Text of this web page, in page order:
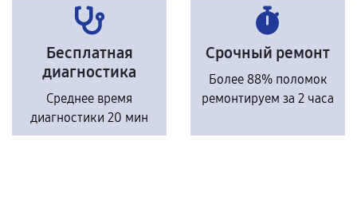
Бесплатная
диагностика
Среднее время
диагностики 20 мин
Срочный ремонт
Более 88% поломок
ремонтируем за 2 часа